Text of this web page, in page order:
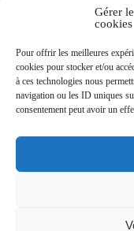
Gérer
cookies
Pour offrir les meilleures
cookies pour stocker et/ou
à ces technologies nous
navigation ou les ID uniques
consentement peut avoir un
>
© Ville